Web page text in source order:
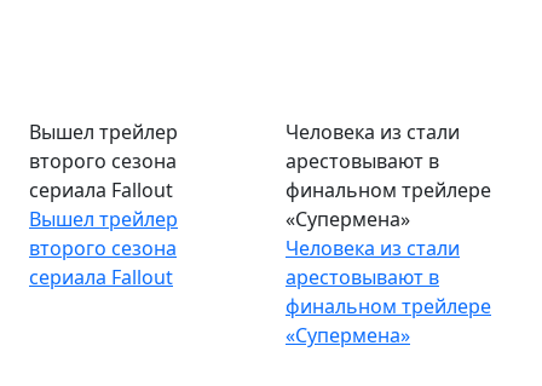
Вышел трейлер
второго сезона
сериала Fallout
Вышел трейлер
второго сезона
сериала Fallout
Человека из стали
арестовывают в
финальном трейлере
«Супермена»
Человека из стали
арестовывают в
финальном трейлере
«Супермена»